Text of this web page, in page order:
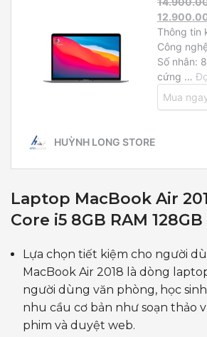
Laptop MacBook Air
Core i5 8GB RAM 128GB
Lựa chọn tiết kiệm cho người
MacBook Air 2018 là dòng
người dùng văn phòng, học
nhu cầu cơ bản như soạn thảo
phim và duyệt web.